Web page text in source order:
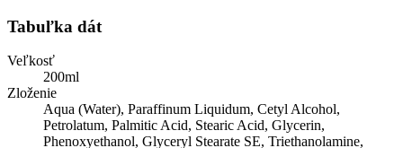
Tabuľka dát
Veľkosť
200ml
Zloženie
Aqua (Water), Paraffinum Liquidum, Cetyl Alcohol,
Petrolatum, Palmitic Acid, Stearic Acid, Glycerin,
Phenoxyethanol, Glyceryl Stearate SE, Triethanolamine,